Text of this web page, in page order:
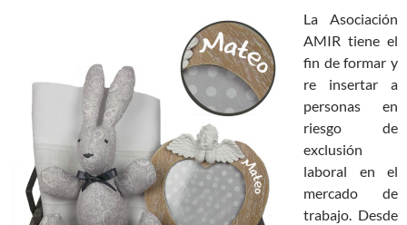
La Asociación
AMIR tiene el
fin de formar y
re insertar a
personas en
riesgo de
exclusión
laboral en el
mercado de
trabajo. Desde